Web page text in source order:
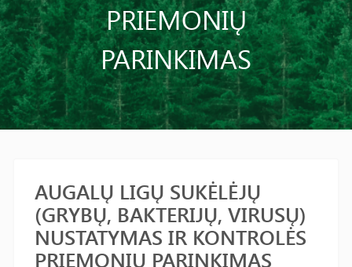
PRIEMONIŲ
PARINKIMAS
AUGALŲ LIGŲ SUKĖLĖJŲ
(GRYBŲ, BAKTERIJŲ, VIRUSŲ)
NUSTATYMAS IR KONTROLĖS
PRIEMONIŲ PARINKIMAS